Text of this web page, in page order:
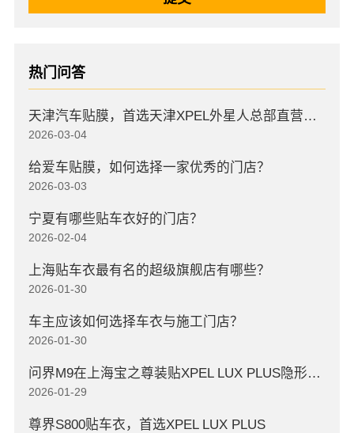
热门问答
天津汽车贴膜，首选天津XPEL外星人总部直营店，高口碑店
2026-03-04
给爱车贴膜，如何选择一家优秀的门店？
2026-03-03
宁夏有哪些贴车衣好的门店？
2026-02-04
上海贴车衣最有名的超级旗舰店有哪些？
2026-01-30
车主应该如何选择车衣与施工门店？
2026-01-30
问界M9在上海宝之尊装贴XPEL LUX PLUS隐形车衣
2026-01-29
尊界S800贴车衣，首选XPEL LUX PLUS